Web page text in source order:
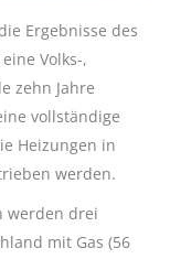
Ergebnisse des
Volks-,
zehn Jahre
vollständige
Heizungen in
werden.
werden drei
mit Gas (56